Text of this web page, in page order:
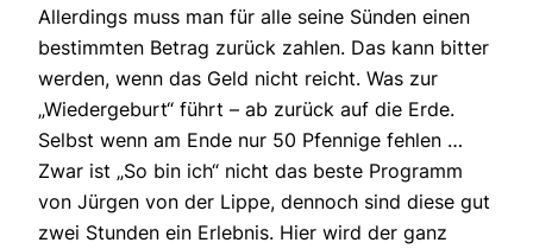
Allerdings muss man für alle seine Sünden einen
bestimmten Betrag zurück zahlen. Das kann bitter
werden, wenn das Geld nicht reicht. Was zur
„Wiedergeburt“ führt – ab zurück auf die Erde.
Selbst wenn am Ende nur 50 Pfennige fehlen …
Zwar ist „So bin ich“ nicht das beste Programm
von Jürgen von der Lippe, dennoch sind diese gut
zwei Stunden ein Erlebnis. Hier wird der ganz